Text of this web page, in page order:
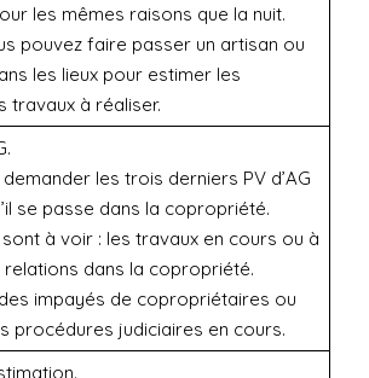
les mêmes raisons que la nuit.
pouvez faire passer un artisan ou
les lieux pour estimer les
travaux à réaliser.
les trois derniers PV d’AG
se passe dans la copropriété.
à voir : les travaux en cours ou à
relations dans la copropriété.
impayés de copropriétaires ou
procédures judiciaires en cours.